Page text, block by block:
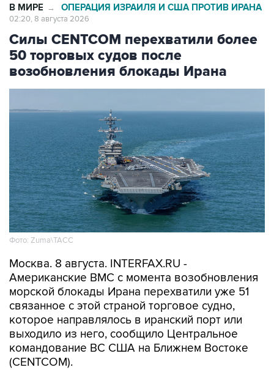
В МИРЕ → ОПЕРАЦИЯ ИЗРАИЛЯ И США ПРОТИВ ИРАНА
02:20, 8 августа 2026
Силы CENTCOM перехватили более
50 торговых судов после
возобновления блокады Ирана
Фото: Zuma\ТАСС
Москва. 8 августа. INTERFAX.RU -
Американские ВМС с момента возобновления
морской блокады Ирана перехватили уже 51
связанное с этой страной торговое судно,
которое направлялось в иранский порт или
выходило из него, сообщило Центральное
командование ВС США на Ближнем Востоке
(CENTCOM).